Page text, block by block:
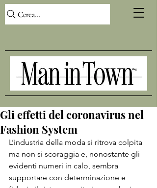
Cerca...
Gli effetti del coronavirus nel
Fashion System
L’industria della moda si ritrova colpita
ma non si scoraggia e, nonostante gli
evidenti numeri in calo, sembra
supportare con determinazione e